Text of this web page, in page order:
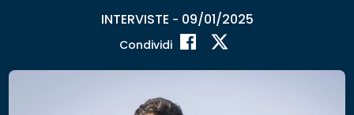
INTERVISTE - 09/01/2025
Condividi